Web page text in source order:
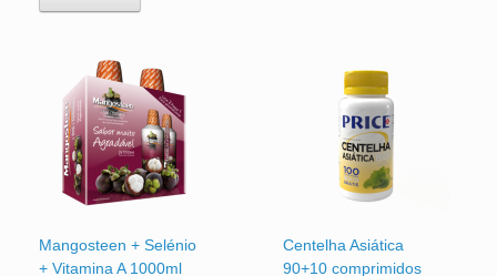
Mangosteen + Selénio
+ Vitamina A 1000ml
Centelha Asiática
90+10 comprimidos